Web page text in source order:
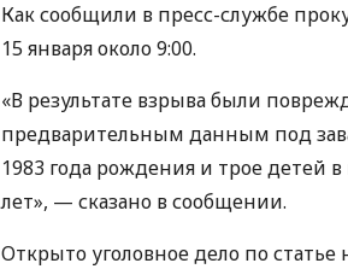
Как сообщили в пресс-службе
15 января около 9:00.
«В результате взрыва были
предварительным данным под
1983 года рождения и трое детей
лет», — сказано в сообщении.
Открыто уголовное дело по